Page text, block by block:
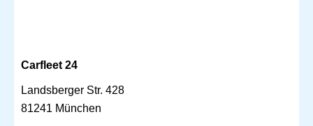
Carfleet 24
Landsberger Str. 428
81241 München